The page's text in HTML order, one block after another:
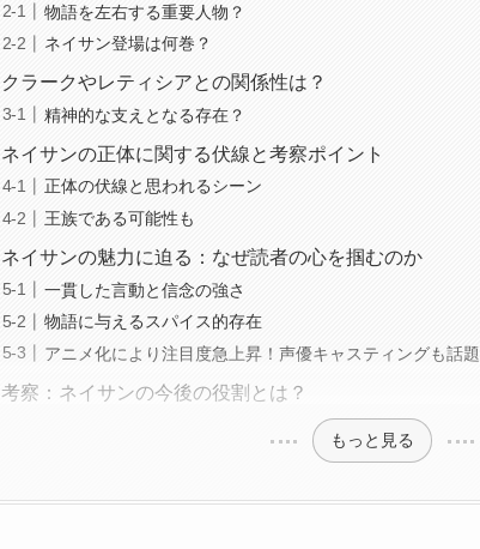
物語を左右する重要人物？
ネイサン登場は何巻？
クラークやレティシアとの関係性は？
精神的な支えとなる存在？
ネイサンの正体に関する伏線と考察ポイント
正体の伏線と思われるシーン
王族である可能性も
ネイサンの魅力に迫る：なぜ読者の心を掴むのか
一貫した言動と信念の強さ
物語に与えるスパイス的存在
アニメ化により注目度急上昇！声優キャスティングも話題
考察：ネイサンの今後の役割とは？
もっと見る